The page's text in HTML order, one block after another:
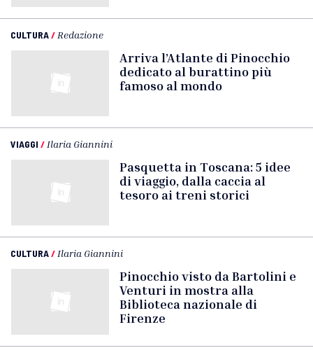
CULTURA/ Redazione
Arriva l’Atlante di Pinocchio
dedicato al burattino più
famoso al mondo
VIAGGI / Ilaria Giannini
Pasquetta in Toscana: 5 idee
di viaggio, dalla caccia al
tesoro ai treni storici
CULTURA/ Ilaria Giannini
Pinocchio visto da Bartolini e
Venturi in mostra alla
Biblioteca nazionale di
Firenze